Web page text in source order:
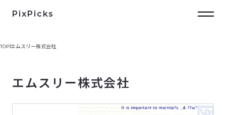
PixPicks
TOPエムスリー株式会社
エムスリー株式会社